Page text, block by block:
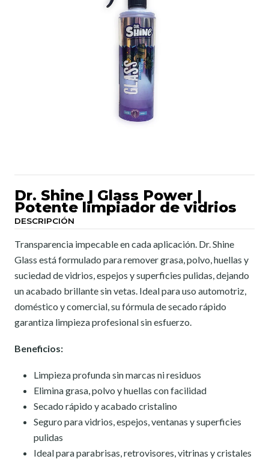
Dr. Shine | Glass Power |
Potente limpiador de vidrios
DESCRIPCIÓN
Transparencia impecable en cada aplicación. Dr. Shine
Glass está formulado para remover grasa, polvo, huellas y
suciedad de vidrios, espejos y superficies pulidas, dejando
un acabado brillante sin vetas. Ideal para uso automotriz,
doméstico y comercial, su fórmula de secado rápido
garantiza limpieza profesional sin esfuerzo.
Beneficios:
Limpieza profunda sin marcas ni residuos
Elimina grasa, polvo y huellas con facilidad
Secado rápido y acabado cristalino
Seguro para vidrios, espejos, ventanas y superficies
pulidas
Ideal para parabrisas, retrovisores, vitrinas y cristales